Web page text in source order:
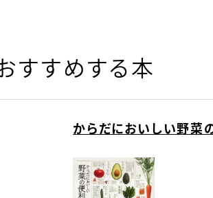
すすめする本
からだにおいしい野菜